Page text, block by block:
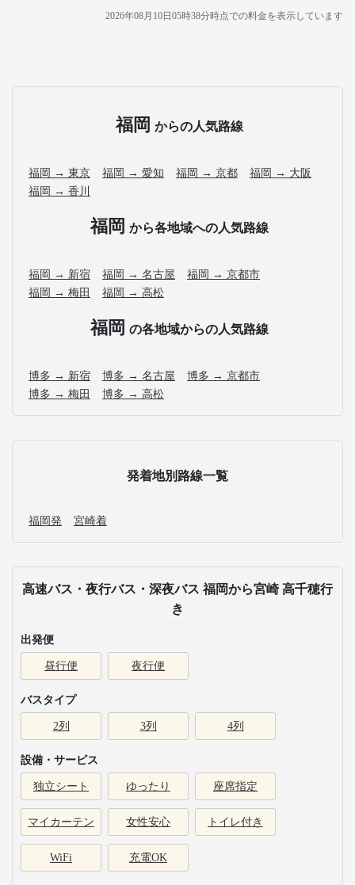
2026年08月10日05時38分時点での料金を表示しています
福岡 からの人気路線
福岡 → 東京 福岡 → 愛知 福岡 → 京都
福岡 → 大阪
福岡 → 香川
福岡 から各地域への人気路線
福岡 → 新宿 福岡 → 名古屋
福岡 → 京都市
福岡 → 梅田
福岡 → 高松
福岡 の各地域からの人気路線
博多 → 新宿 博多 → 名古屋
博多 → 京都市
博多 → 梅田
博多 → 高松
発着地別路線一覧
福岡発 宮崎着
高速バス・夜行バス・深夜バス 福岡から宮崎 高千穂行
き
出発便
昼行便 夜行便
バスタイプ
2列 3列 4列
設備・サービス
独立シート ゆったり 座席指定
マイカーテン 女性安心 トイレ付き
WiFi 充電OK